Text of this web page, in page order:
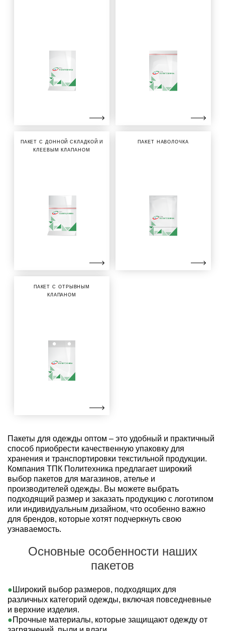
ПАКЕТ С ДОННОЙ СКЛАДКОЙ И
КЛЕЕВЫМ КЛАПАНОМ
ПАКЕТ НАВОЛОЧКА
ПАКЕТ С ОТРЫВНЫМ
КЛАПАНОМ
Пакеты для одежды оптом – это удобный и практичный
способ приобрести качественную упаковку для
хранения и транспортировки текстильной продукции.
Компания ТПК Политехника предлагает широкий
выбор пакетов для магазинов, ателье и
производителей одежды. Вы можете выбрать
подходящий размер и заказать продукцию с логотипом
или индивидуальным дизайном, что особенно важно
для брендов, которые хотят подчеркнуть свою
узнаваемость.
Основные особенности наших
пакетов
Широкий выбор размеров, подходящих для
различных категорий одежды, включая повседневные
и верхние изделия.
Прочные материалы, которые защищают одежду от